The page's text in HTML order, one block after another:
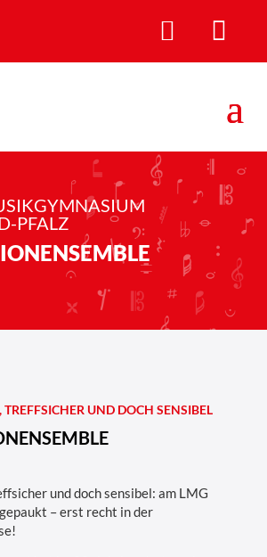
 
PFALZ
TREFFSICHER UND DOCH SENSIBEL
und doch sensibel: am LMG
– erst recht in der